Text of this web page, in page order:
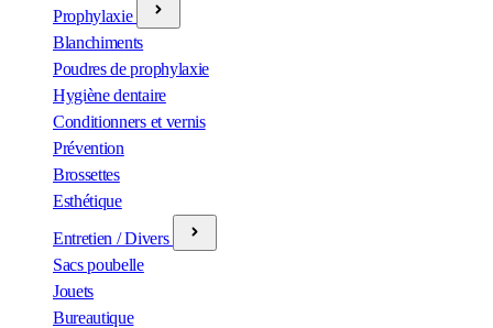
Prophylaxie
Blanchiments
Poudres de prophylaxie
Hygiène dentaire
Conditionners et vernis
Prévention
Brossettes
Esthétique
Entretien / Divers
Sacs poubelle
Jouets
Bureautique